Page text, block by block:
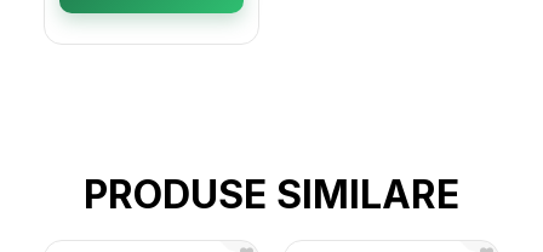
PRODUSE SIMILARE